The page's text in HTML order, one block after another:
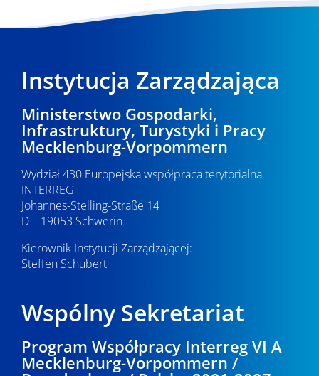
Instytucja Zarządzająca
Ministerstwo Gospodarki,
Infrastruktury, Turystyki i Pracy
Mecklenburg-Vorpommern
Wydział 430 Europejska współpraca terytorialna
INTERREG
Johannes-Stelling-Straße 14
D – 19053 Schwerin
Kierownik Instytucji Zarządzającej:
Steffen Schubert
Wspólny Sekretariat
Program Współpracy Interreg VI A
Mecklenburg-Vorpommern /